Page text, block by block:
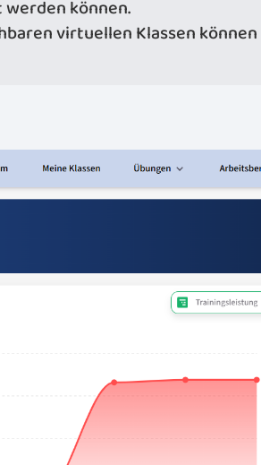
können.
virtuellen Klassen können